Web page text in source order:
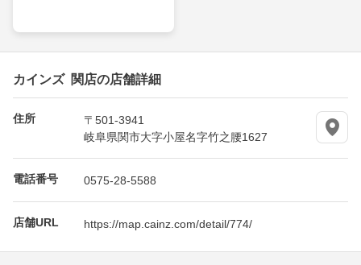
カインズ 関店の店舗詳細
住所
〒501-3941
岐阜県関市大字小屋名字竹之腰1627
電話番号 0575-28-5588
店舗URL https://map.cainz.com/detail/774/